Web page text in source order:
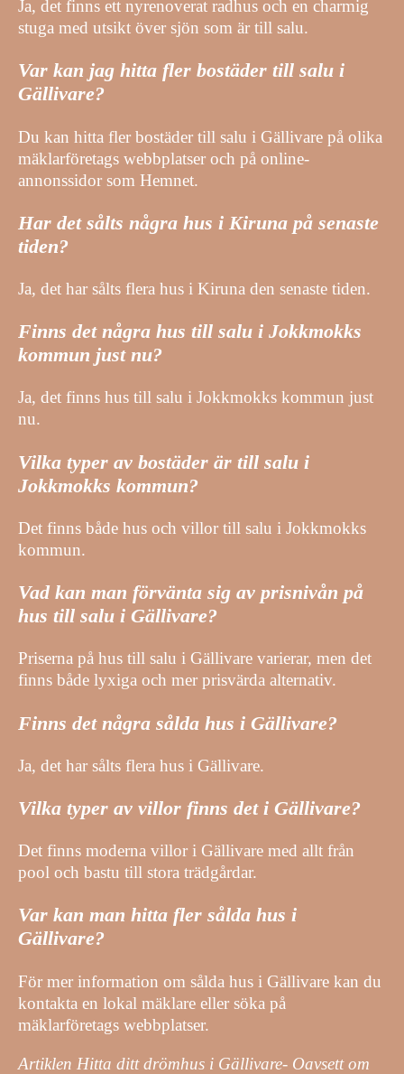
Ja, det finns ett nyrenoverat radhus och en charmig
stuga med utsikt över sjön som är till salu.
Var kan jag hitta fler bostäder till salu i
Gällivare?
Du kan hitta fler bostäder till salu i Gällivare på olika
mäklarföretags webbplatser och på online-
annonssidor som Hemnet.
Har det sålts några hus i Kiruna på senaste
tiden?
Ja, det har sålts flera hus i Kiruna den senaste tiden.
Finns det några hus till salu i Jokkmokks
kommun just nu?
Ja, det finns hus till salu i Jokkmokks kommun just
nu.
Vilka typer av bostäder är till salu i
Jokkmokks kommun?
Det finns både hus och villor till salu i Jokkmokks
kommun.
Vad kan man förvänta sig av prisnivån på
hus till salu i Gällivare?
Priserna på hus till salu i Gällivare varierar, men det
finns både lyxiga och mer prisvärda alternativ.
Finns det några sålda hus i Gällivare?
Ja, det har sålts flera hus i Gällivare.
Vilka typer av villor finns det i Gällivare?
Det finns moderna villor i Gällivare med allt från
pool och bastu till stora trädgårdar.
Var kan man hitta fler sålda hus i
Gällivare?
För mer information om sålda hus i Gällivare kan du
kontakta en lokal mäklare eller söka på
mäklarföretags webbplatser.
Artiklen Hitta ditt drömhus i Gällivare- Oavsett om